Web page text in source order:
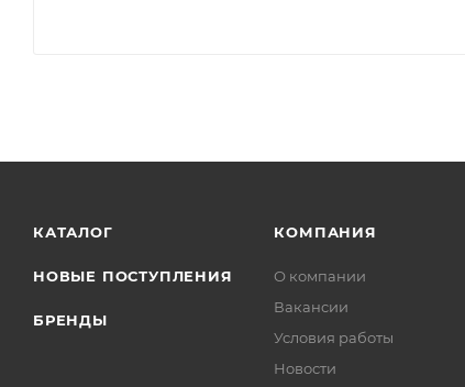
КАТАЛОГ
НОВЫЕ ПОСТУПЛЕНИЯ
БРЕНДЫ
КОМПАНИЯ
О компании
Вакансии
Условия работы
Новости